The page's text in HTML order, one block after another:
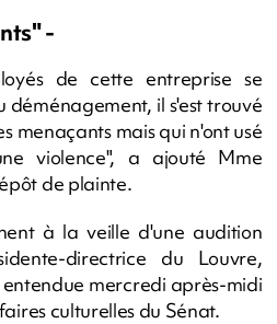
-
de cette entreprise se
déménagement, il s'est trouvé
menaçants mais qui n'ont usé
violence", a ajouté Mme
de plainte.
à la veille d'une audition
directrice du Louvre,
mercredi après-midi
culturelles du Sénat.